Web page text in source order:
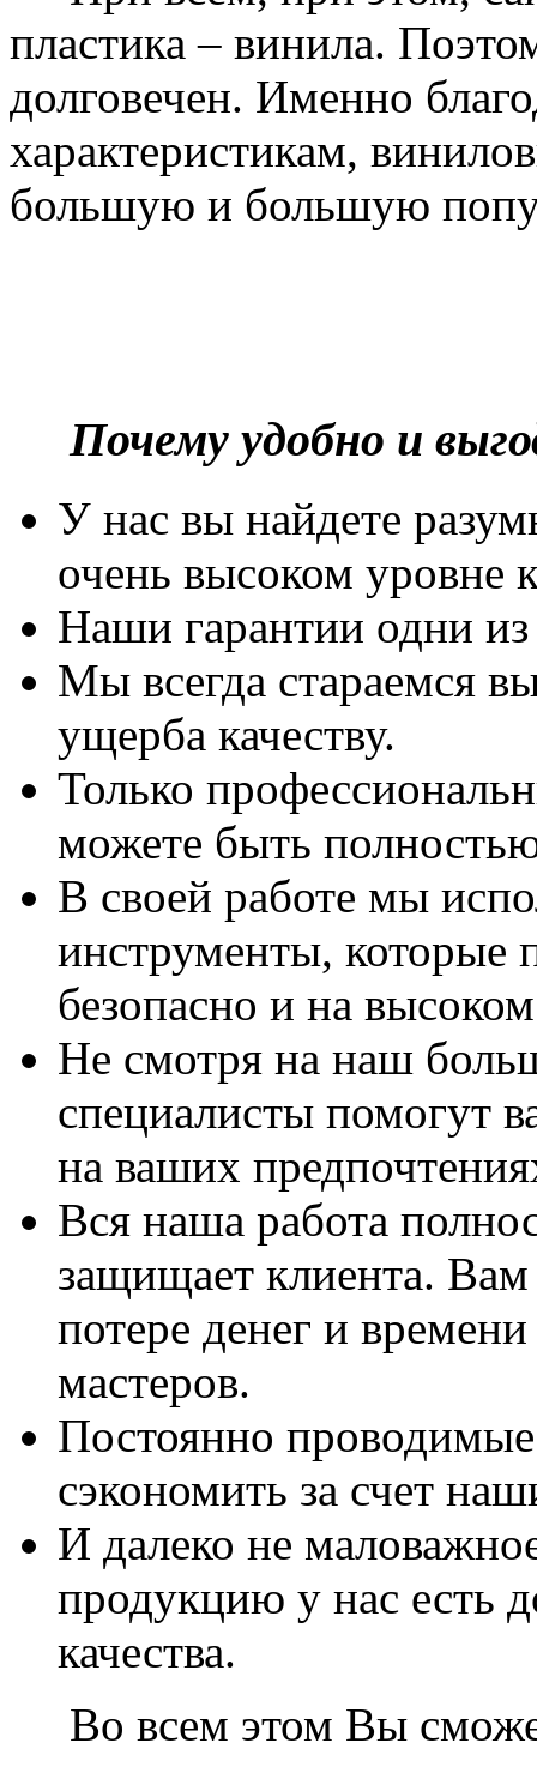
пластика – винила.
долговечен. Именно
характеристикам,
большую и большую
Почему удобно и
У нас вы найдете
очень высоком уровне
Наши гарантии одни
Мы всегда стараемся
ущерба качеству.
Только
можете быть
В своей работе мы
инструменты, которые
безопасно и на
Не смотря на наш
специалисты помогут
на ваших
Вся наша работа
защищает клиента. Вам
потере денег и
мастеров.
Постоянно
сэкономить за счет
И далеко не
продукцию у нас есть
качества.
Во всем этом Вы